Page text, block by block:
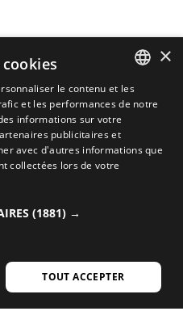
AVEC LES MEILLEURS
CYCLISME
cyclisme sur la boutique
BOUTIQUE
SPANISH
ENGLISH
GREEK
×
le contenu et les
et les performances de notre
informations sur votre
publicitaires et
avec d'autres informations que
collectées lors de votre
(1881) →
TOUT ACCEPTER